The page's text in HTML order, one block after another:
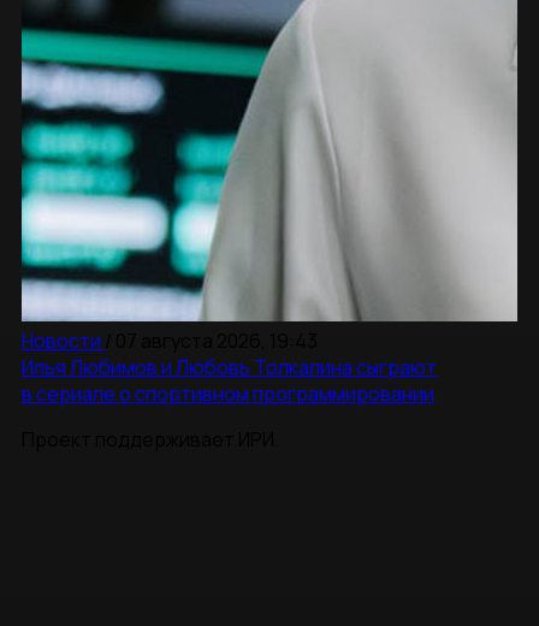
Новости
Илья Любимов и Любовь Толкалина сыграют
в сериале о спортивном программировании